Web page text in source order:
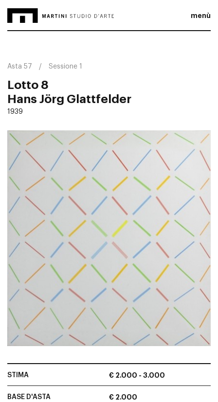
menù
Asta 57 Sessione 1
Lotto 8
Hans Jörg Glattfelder
1939
STIMA € 2.000 - 3.000
BASE D'ASTA € 2.000